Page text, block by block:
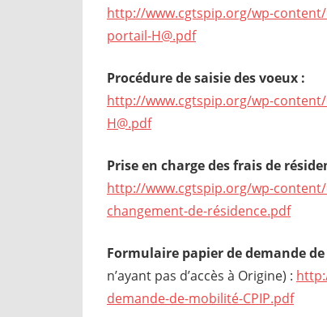
http://www.cgtspip.org/wp-
portail-H@.pdf
Procédure de saisie des voeux :
http://www.cgtspip.org/wp-
H@.pdf
Prise en charge des frais de
http://www.cgtspip.org/wp-
changement-de-résidence.pdf
Formulaire papier de demande
n’ayant pas d’accès à Origine) :
demande-de-mobilité-CPIP.pdf